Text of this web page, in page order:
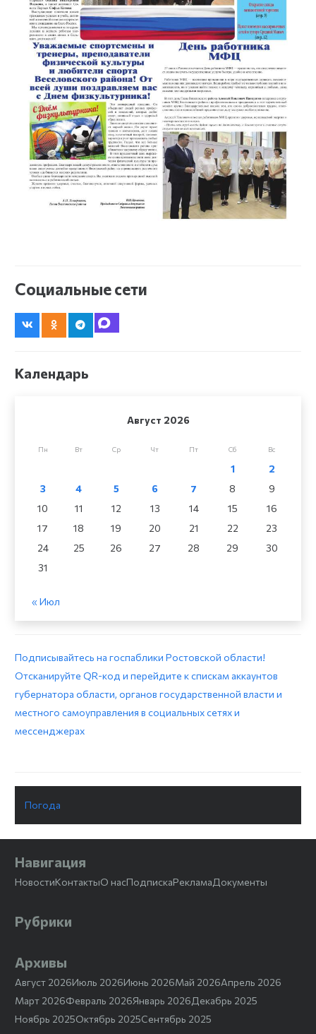
Социальные сети
Календарь
Август 2026
Пн Вт Ср Чт Пт Сб Вс
1
2
3
4 5 6 7 8
9
10
11 12 13 14 15
16
17
18 19 20 21 22
23
24
25 26 27 28 29
30
31
« Июл
Подписывайтесь на госпаблики Ростовской области!
Отсканируйте QR-код и перейдите к спискам аккаунтов
губернатора области, органов государственной власти и
местного самоуправления в социальных сетях и
мессенджерах
Погода
Навигация
НовостиКонтактыО насПодпискаРекламаДокументы
Рубрики
Архивы
Август 2026Июль 2026Июнь 2026Май 2026Апрель 2026
Март 2026Февраль 2026Январь 2026Декабрь 2025
Ноябрь 2025Октябрь 2025Сентябрь 2025